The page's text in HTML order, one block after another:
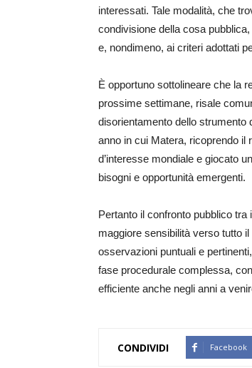
interessati. Tale modalità, che
condivisione della cosa
e, nondimeno, ai criteri adottati
È opportuno sottolineare che la
prossime settimane, risale
disorientamento dello strumento
anno in cui Matera, ricoprendo il
d’interesse mondiale e giocato
bisogni e opportunità emergenti.
Pertanto il confronto pubblico
maggiore sensibilità verso tutto
osservazioni puntuali e
fase procedurale complessa,
efficiente anche negli anni a
CONDIVIDI Facebook